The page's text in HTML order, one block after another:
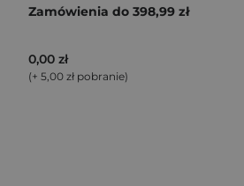
0,00 zł
(+ 5,00 zł pobranie)